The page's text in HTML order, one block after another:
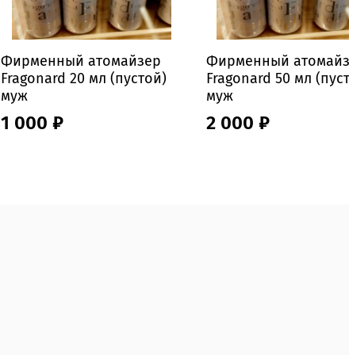
Фирменный атомайзер
Fragonard 20 мл (пустой)
муж
1 000 ₽
Фирменный
Fragonard 50 мл
муж
2 000 ₽